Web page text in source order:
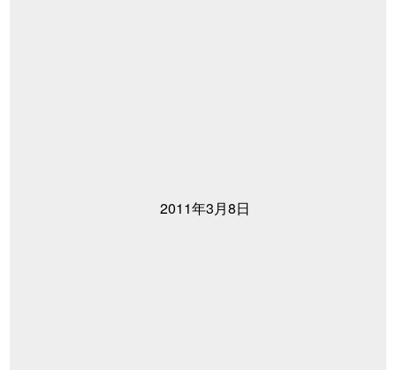
2011年3月8日